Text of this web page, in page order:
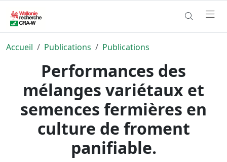
Accueil Publications Publications
Performances des
mélanges variétaux et
semences fermières en
culture de froment
panifiable.